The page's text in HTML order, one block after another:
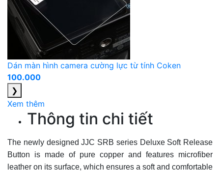
Dán màn hình camera cường lực từ tính Coken
100.000
❯
Xem thêm
Thông tin chi tiết
The newly designed JJC SRB series Deluxe Soft Release
Button is made of pure copper and features microfiber
leather on its surface, which ensures a soft and comfortable